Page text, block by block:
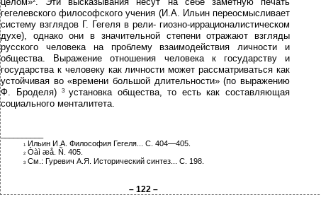
гегелевского философского учения (И.А. Ильин переосмысливает
систему взглядов Г. Гегеля в рели- гиозно-иррационалистическом
духе), однако они в значительной степени отражают взгляды
русского человека на проблему взаимодействия личности и
общества. Выражение отношения человека к государству и
государства к человеку как личности может рассматриваться как
устойчивая во «времени большой длительности» (по выражению
Ф. Броделя)3 установка общества, то есть как составляющая
социального менталитета.
1 Ильин И.А. Философия Гегеля... С. 404—405.
2 Òàì æå. Ñ. 405.
3 См.: Гуревич А.Я. Исторический синтез... С. 198.
– 122 –